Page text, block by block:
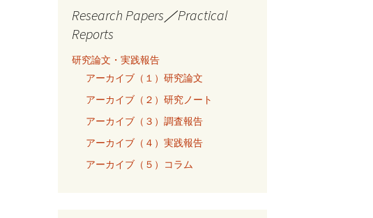
Research Papers／Practical
Reports
研究論文・実践報告
アーカイブ（１）研究論文
アーカイブ（２）研究ノート
アーカイブ（３）調査報告
アーカイブ（４）実践報告
アーカイブ（５）コラム